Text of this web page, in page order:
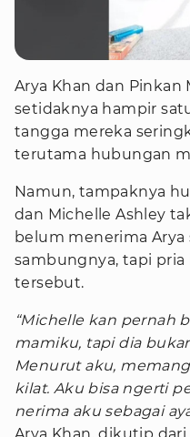
Arya Khan dan
setidaknya hampir
tangga mereka
terutama hubungan
Namun, tampaknya
dan Michelle Ashley
belum menerima Arya
sambungnya, tapi
tersebut.
“Michelle kan pernah
mamiku, tapi dia
Menurut aku,
kilat. Aku bisa ngerti
nerima aku sebagai